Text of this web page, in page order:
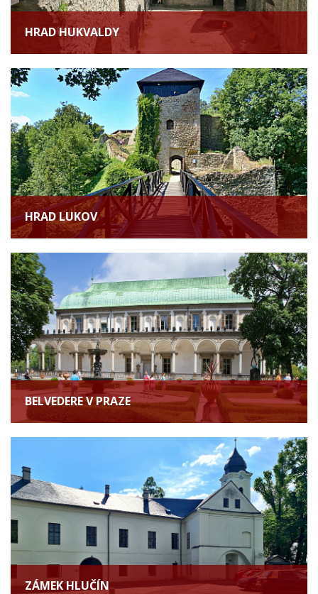
HRAD HUKVALDY
HRAD LUKOV
BELVEDERE V PRAZE
ZÁMEK HLUČÍN